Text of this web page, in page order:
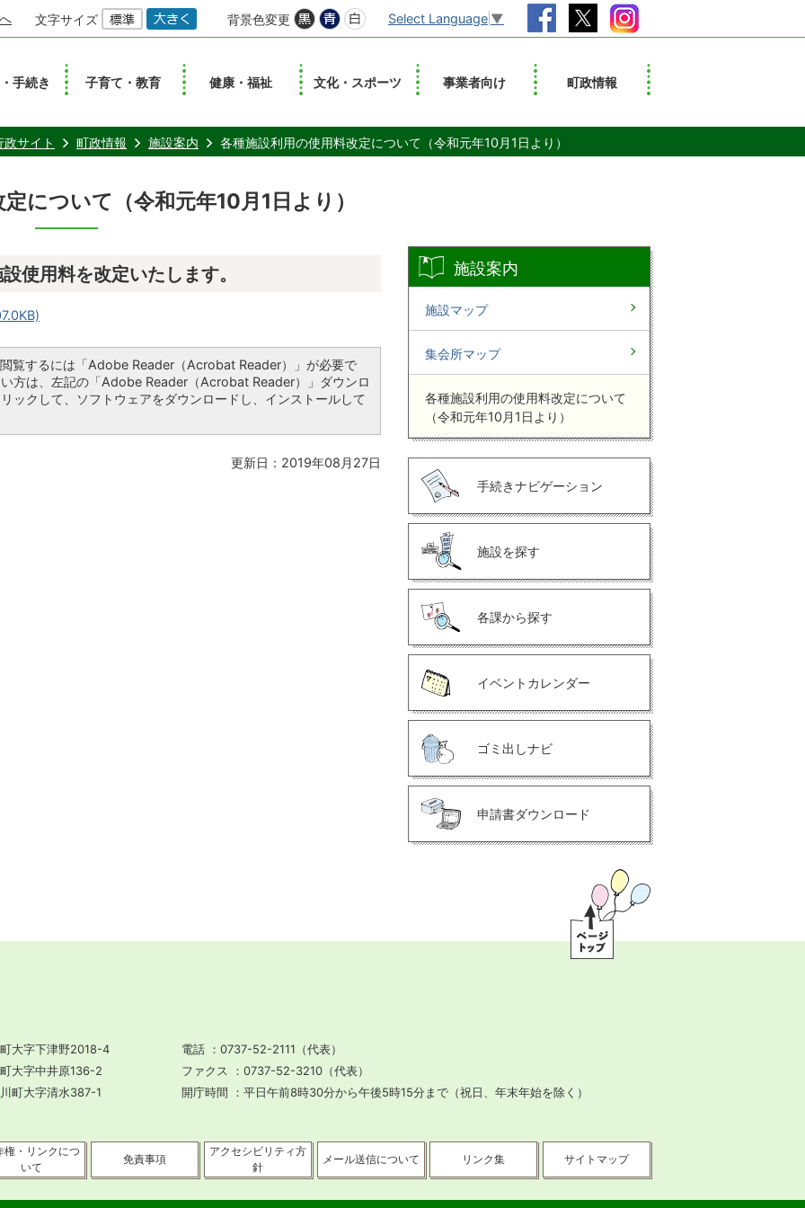
文字サイズ 背景色変更 Select Language ▼
手続き 子育て・教育 健康・福祉 文化・スポーツ 事業者向け 町政情報
政サイト 町政情報 施設案内 各種施設利用の使用料改定について（令和元年10月1日より）
について（令和元年10月1日より）
使用料を改定いたします。
覧するには「Adobe Reader（Acrobat Reader）」が必要で
方は、左記の「Adobe Reader（Acrobat Reader）」ダウンロ
ックして、ソフトウェアをダウンロードし、インストールして
更新日：2019年08月27日
施設案内
施設マップ
集会所マップ
各種施設利用の使用料改定について
（令和元年10月1日より）
手続きナビゲーション
施設を探す
各課から探す
イベントカレンダー
ゴミ出しナビ
申請書ダウンロード
大字下津野2018-4
大字中井原136-2
町大字清水387-1
電話
0737-52-2111（代表）
ファクス
0737-52-3210（代表）
開庁時間
平日午前8時30分から午後5時15分まで （祝日、年末年始を除く）
権・リンクにつ
いて
免責事項
アクセシビリティ方
針
メール送信について リンク集 サイトマップ
ッ
プ